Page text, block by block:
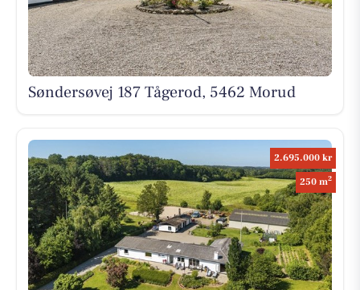
Søndersøvej 187 Tågerod, 5462 Morud
2.695.000 kr
250 m2